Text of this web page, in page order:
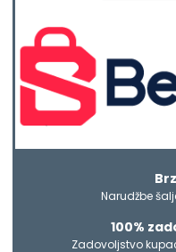
Narudžbe
100%
Zadovoljstvo